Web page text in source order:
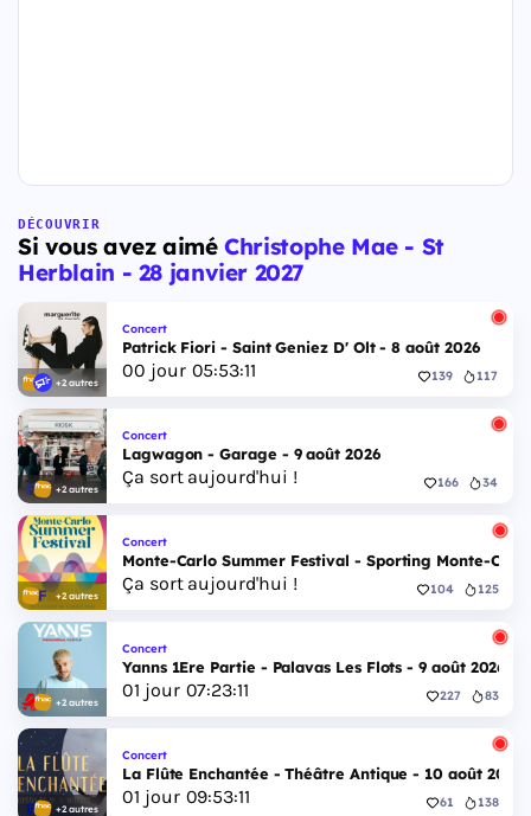
DÉCOUVRIR
Si vous avez aiméChristophe Mae - St
Herblain - 28 janvier 2027
+2 autres
Concert
Patrick Fiori - Saint Geniez D' Olt - 8 août 2026
00 jour 05:53:11 139 117
+2 autres
Concert
Lagwagon - Garage - 9 août 2026
Ça sort aujourd'hui ! 166 34
+2 autres
Concert
Monte-Carlo Summer Festival - Sporting Monte-
Ça sort aujourd'hui ! 104 125
+2 autres
Concert
Yanns 1Ere Partie - Palavas Les Flots - 9 août 2026
01 jour 07:23:11 227 83
+2 autres
Concert
La Flûte Enchantée - Théâtre Antique - 10 août 2026
01 jour 09:53:11 61 138